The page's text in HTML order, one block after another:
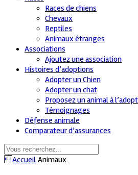
Races de chiens
Chevaux
Reptiles
Animaux étranges
Associations
Ajoutez une association
Histoires d’adoptions
Adopter un Chien
Adopter un chat
Proposez un animal à
Témoignages
Défense animale
Comparateur d’assurances
Accueil Animaux